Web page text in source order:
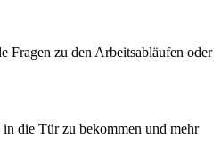
Fragen zu den Arbeitsabläufen oder
die Tür zu bekommen und mehr